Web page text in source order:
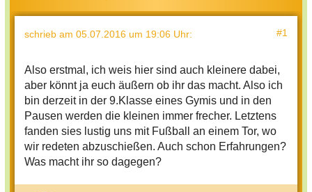
schrieb am 05.07.2016 um 19:06 Uhr: #1
Also erstmal, ich weis hier sind auch kleinere dabei,
aber könnt ja euch äußern ob ihr das macht. Also ich
bin derzeit in der 9.Klasse eines Gymis und in den
Pausen werden die kleinen immer frecher. Letztens
fanden sies lustig uns mit Fußball an einem Tor, wo
wir redeten abzuschießen. Auch schon Erfahrungen?
Was macht ihr so dagegen?